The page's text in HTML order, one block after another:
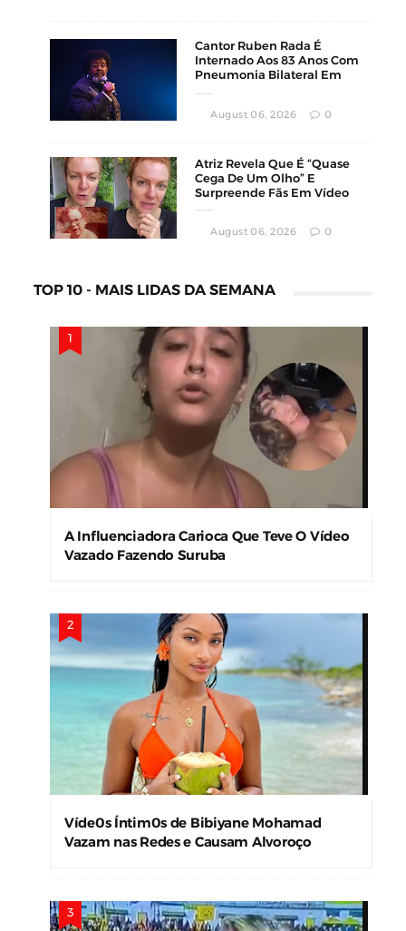
Cantor Ruben Rada É
Internado Aos 83 Anos Com
Pneumonia Bilateral Em
August 06, 2026 0
Atriz Revela Que É “Quase
Cega De Um Olho” E
Surpreende Fãs Em Vídeo
August 06, 2026 0
TOP 10 - MAIS LIDAS DA SEMANA
A Influenciadora Carioca Que Teve O Vídeo
Vazado Fazendo Suruba
Víde0s Íntim0s de Bibiyane Mohamad
Vazam nas Redes e Causam Alvoroço